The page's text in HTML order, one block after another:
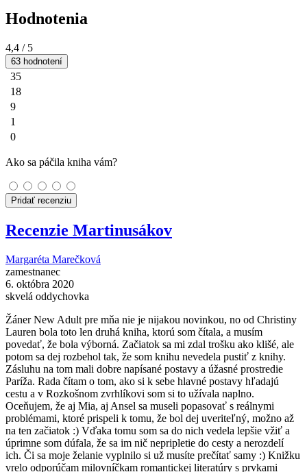
Hodnotenia
4,4 / 5
63 hodnotení
35
18
9
1
0
Ako sa páčila kniha vám?
Pridať recenziu
Recenzie Martinusákov
Margaréta Marečková
zamestnanec
6. októbra 2020
skvelá oddychovka
Žáner New Adult pre mňa nie je nijakou novinkou, no od Christiny
Lauren bola toto len druhá kniha, ktorú som čítala, a musím
povedať, že bola výborná. Začiatok sa mi zdal trošku ako klišé, ale
potom sa dej rozbehol tak, že som knihu nevedela pustiť z knihy.
Zásluhu na tom mali dobre napísané postavy a úžasné prostredie
Paríža. Rada čítam o tom, ako si k sebe hlavné postavy hľadajú
cestu a v Rozkošnom zvrhlíkovi som si to užívala naplno.
Oceňujem, že aj Mia, aj Ansel sa museli popasovať s reálnymi
problémami, ktoré prispeli k tomu, že bol dej uveriteľný, možno až
na ten začiatok :) Vďaka tomu som sa do nich vedela lepšie vžiť a
úprimne som dúfala, že sa im nič nepripletie do cesty a nerozdelí
ich. Či sa moje želanie vyplnilo si už musíte prečítať samy :) Knižku
vrelo odporúčam milovníčkam romantickej literatúry s prvkami